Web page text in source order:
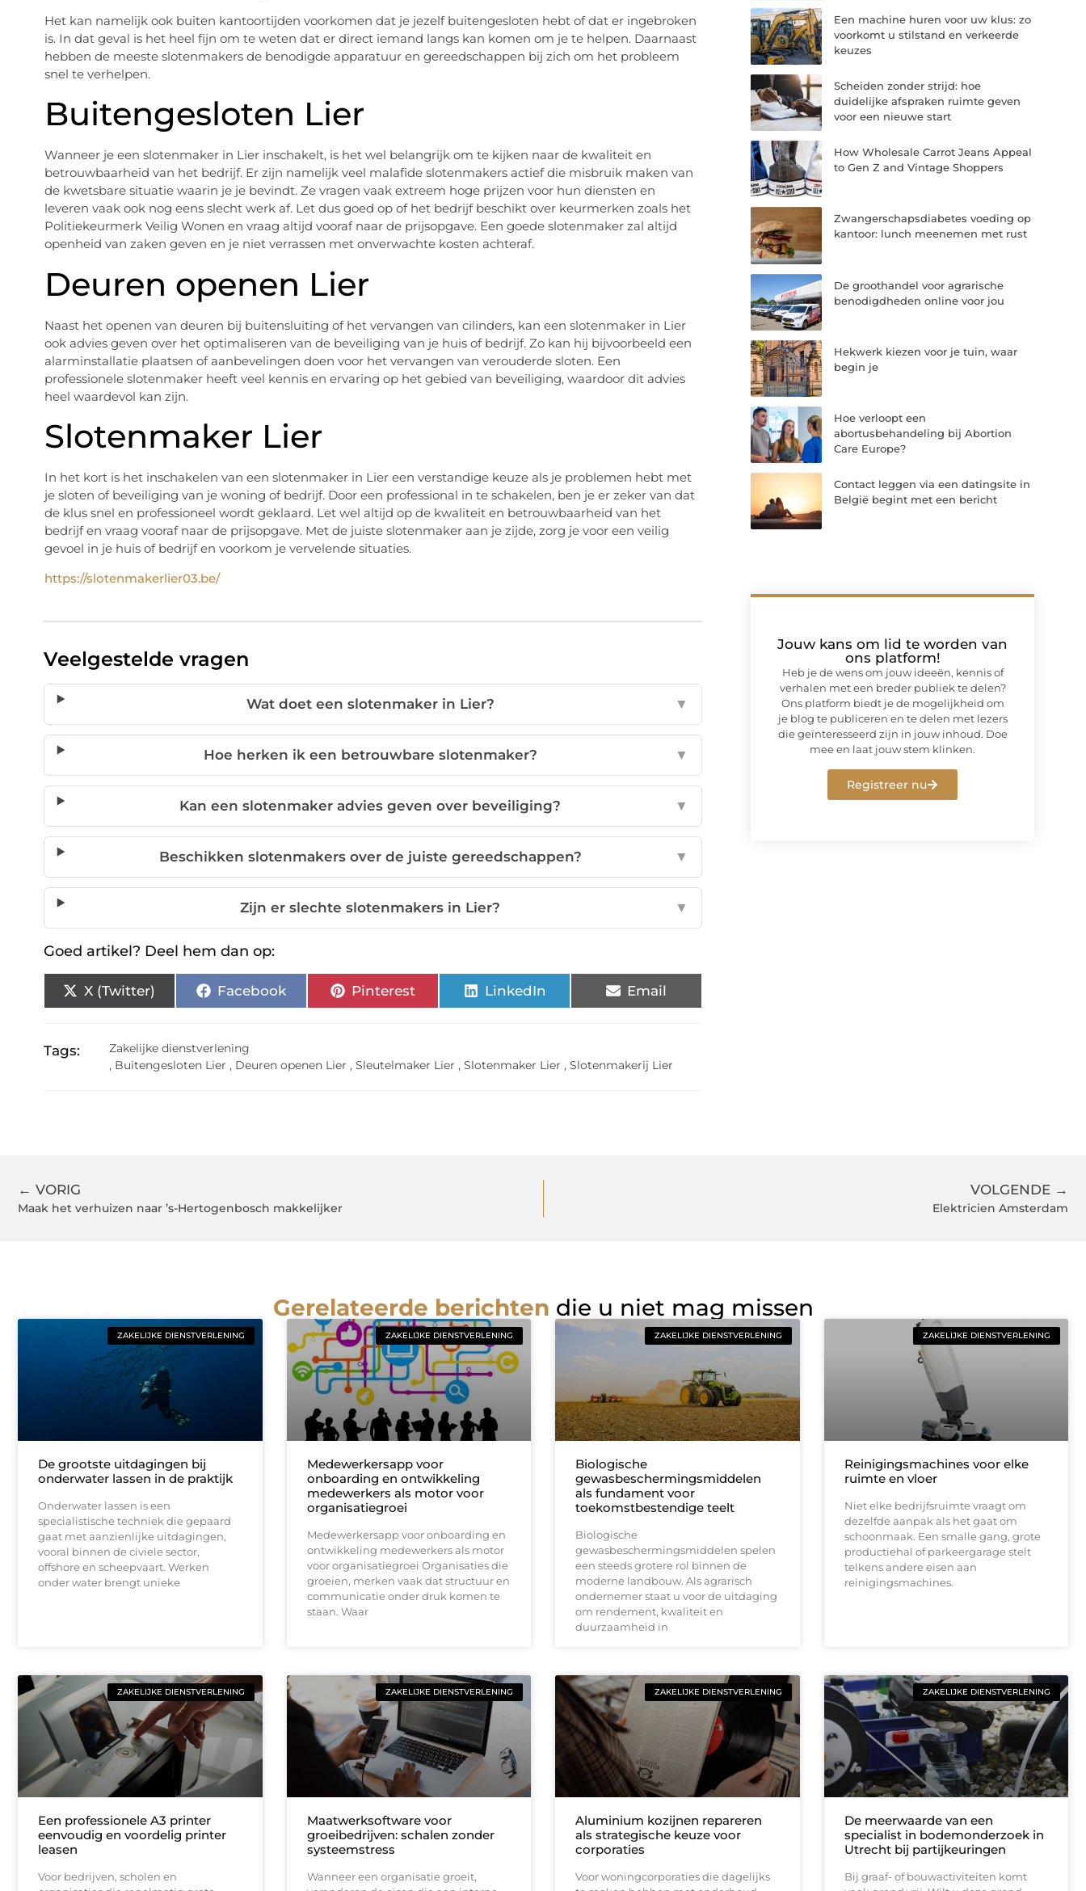
Het kan namelijk ook buiten kantoortijden voorkomen dat je jezelf buitengesloten hebt of dat er ingebroken
is. In dat geval is het heel fijn om te weten dat er direct iemand langs kan komen om je te helpen. Daarnaast
hebben de meeste slotenmakers de benodigde apparatuur en gereedschappen bij zich om het probleem
snel te verhelpen.
Buitengesloten Lier
Wanneer je een slotenmaker in Lier inschakelt, is het wel belangrijk om te kijken naar de kwaliteit en
betrouwbaarheid van het bedrijf. Er zijn namelijk veel malafide slotenmakers actief die misbruik maken van
de kwetsbare situatie waarin je je bevindt. Ze vragen vaak extreem hoge prijzen voor hun diensten en
leveren vaak ook nog eens slecht werk af. Let dus goed op of het bedrijf beschikt over keurmerken zoals het
Politiekeurmerk Veilig Wonen en vraag altijd vooraf naar de prijsopgave. Een goede slotenmaker zal altijd
openheid van zaken geven en je niet verrassen met onverwachte kosten achteraf.
Deuren openen Lier
Naast het openen van deuren bij buitensluiting of het vervangen van cilinders, kan een slotenmaker in Lier
ook advies geven over het optimaliseren van de beveiliging van je huis of bedrijf. Zo kan hij bijvoorbeeld een
alarminstallatie plaatsen of aanbevelingen doen voor het vervangen van verouderde sloten. Een
professionele slotenmaker heeft veel kennis en ervaring op het gebied van beveiliging, waardoor dit advies
heel waardevol kan zijn.
Slotenmaker Lier
In het kort is het inschakelen van een slotenmaker in Lier een verstandige keuze als je problemen hebt met
je sloten of beveiliging van je woning of bedrijf. Door een professional in te schakelen, ben je er zeker van dat
de klus snel en professioneel wordt geklaard. Let wel altijd op de kwaliteit en betrouwbaarheid van het
bedrijf en vraag vooraf naar de prijsopgave. Met de juiste slotenmaker aan je zijde, zorg je voor een veilig
gevoel in je huis of bedrijf en voorkom je vervelende situaties.
https://slotenmakerlier03.be/
Veelgestelde vragen
Wat doet een slotenmaker in Lier? ▼
Hoe herken ik een betrouwbare slotenmaker? ▼
Kan een slotenmaker advies geven over beveiliging? ▼
Beschikken slotenmakers over de juiste gereedschappen? ▼
Zijn er slechte slotenmakers in Lier? ▼
Goed artikel? Deel hem dan op:
X (Twitter) Facebook Pinterest LinkedIn Email
Tags:
Zakelijke dienstverlening
, Buitengesloten Lier , Deuren openen Lier ,Sleutelmaker Lier ,Slotenmaker Lier ,Slotenmakerij Lier
Een machine huren voor uw klus: zo
voorkomt u stilstand en verkeerde
keuzes
Scheiden zonder strijd: hoe
duidelijke afspraken ruimte geven
voor een nieuwe start
How Wholesale Carrot Jeans Appeal
to Gen Z and Vintage Shoppers
Zwangerschapsdiabetes voeding op
kantoor: lunch meenemen met rust
De groothandel voor agrarische
benodigdheden online voor jou
Hekwerk kiezen voor je tuin, waar
begin je
Hoe verloopt een
abortusbehandeling bij Abortion
Care Europe?
Contact leggen via een datingsite in
België begint met een bericht
Jouw kans om lid te worden van
ons platform!
Heb je de wens om jouw ideeën, kennis of
verhalen met een breder publiek te delen?
Ons platform biedt je de mogelijkheid om
je blog te publiceren en te delen met lezers
die geïnteresseerd zijn in jouw inhoud. Doe
mee en laat jouw stem klinken.
Registreer nu
← VORIG
Maak het verhuizen naar ’s-Hertogenbosch makkelijker
VOLGENDE →
Elektricien Amsterdam
Gerelateerde berichten die u niet mag missen
ZAKELIJKE DIENSTVERLENING
De grootste uitdagingen bij
onderwater lassen in de praktijk
Onderwater lassen is een
specialistische techniek die gepaard
gaat met aanzienlijke uitdagingen,
vooral binnen de civiele sector,
offshore en scheepvaart. Werken
onder water brengt unieke
ZAKELIJKE DIENSTVERLENING
Medewerkersapp voor
onboarding en ontwikkeling
medewerkers als motor voor
organisatiegroei
Medewerkersapp voor onboarding en
ontwikkeling medewerkers als motor
voor organisatiegroei Organisaties die
groeien, merken vaak dat structuur en
communicatie onder druk komen te
staan. Waar
ZAKELIJKE DIENSTVERLENING
Biologische
gewasbeschermingsmiddelen
als fundament voor
toekomstbestendige teelt
Biologische
gewasbeschermingsmiddelen spelen
een steeds grotere rol binnen de
moderne landbouw. Als agrarisch
ondernemer staat u voor de uitdaging
om rendement, kwaliteit en
duurzaamheid in
ZAKELIJKE DIENSTVERLENING
Reinigingsmachines voor elke
ruimte en vloer
Niet elke bedrijfsruimte vraagt om
dezelfde aanpak als het gaat om
schoonmaak. Een smalle gang, grote
productiehal of parkeergarage stelt
telkens andere eisen aan
reinigingsmachines.
ZAKELIJKE DIENSTVERLENING
Een professionele A3 printer
eenvoudig en voordelig printer
leasen
Voor bedrijven, scholen en
ZAKELIJKE DIENSTVERLENING
Maatwerksoftware voor
groeibedrijven: schalen zonder
systeemstress
Wanneer een organisatie groeit,
ZAKELIJKE DIENSTVERLENING
Aluminium kozijnen repareren
als strategische keuze voor
corporaties
Voor woningcorporaties die dagelijks
ZAKELIJKE DIENSTVERLENING
De meerwaarde van een
specialist in bodemonderzoek in
Utrecht bij partijkeuringen
Bij graaf- of bouwactiviteiten komt